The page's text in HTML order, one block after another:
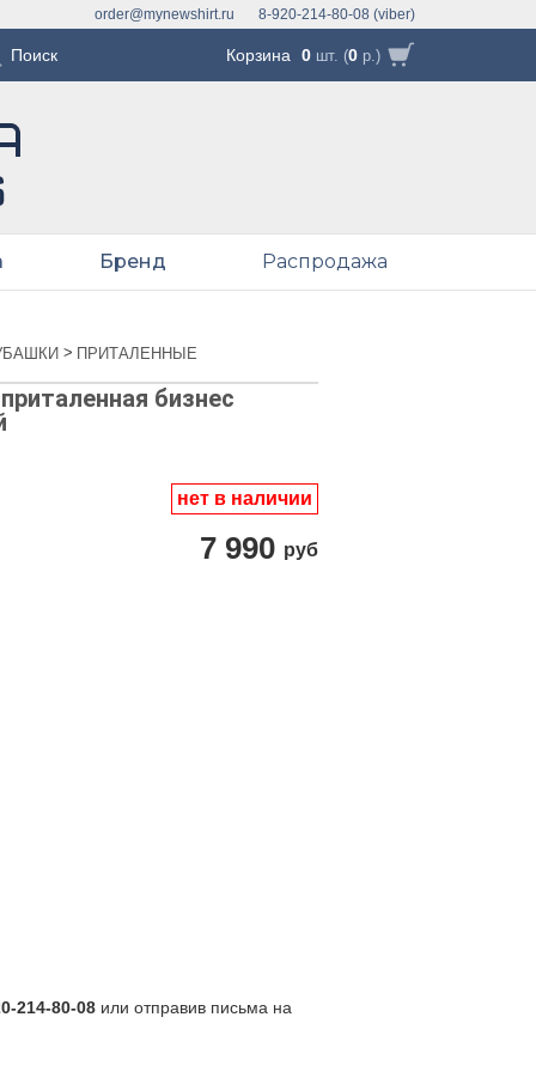
8-920-214-80-08 (viber)
order@mynewshirt.ru
Корзина 0 шт. (0 р.)
Бренд Распродажа
> ПРИТАЛЕННЫЕ
бизнес
нет в наличии
7 990 руб
214-80-08 или отправив письма на